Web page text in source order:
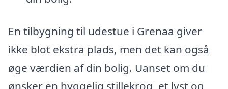
En tilbygning til udestue i Grenaa giver
ikke blot ekstra plads, men det kan også
øge værdien af din bolig. Uanset om du
ønsker en hyggelig stillekrog, et lyst og